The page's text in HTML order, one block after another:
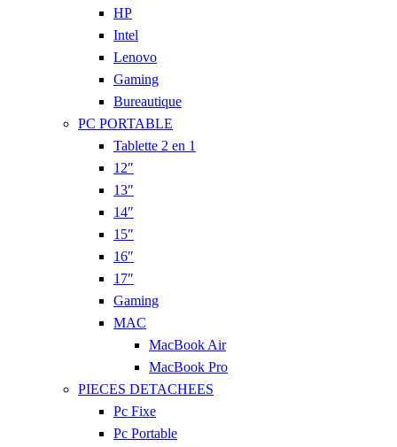
HP
Intel
Lenovo
Gaming
Bureautique
PC PORTABLE
Tablette 2 en 1
12″
13″
14″
15″
16″
17″
Gaming
MAC
MacBook Air
MacBook Pro
PIECES DETACHEES
Pc Fixe
Pc Portable